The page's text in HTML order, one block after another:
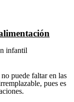
infantil
puede faltar en las
pues es